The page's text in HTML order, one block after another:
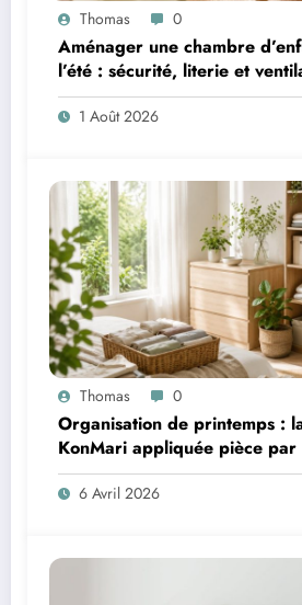
Thomas 0
Aménager une chambre
l’été : sécurité, literie et
1 Août 2026
Thomas 0
Organisation de printemps :
KonMari appliquée pièce par
6 Avril 2026